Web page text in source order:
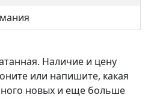
Наличие и цену
или напишите, какая
новых и еще больше